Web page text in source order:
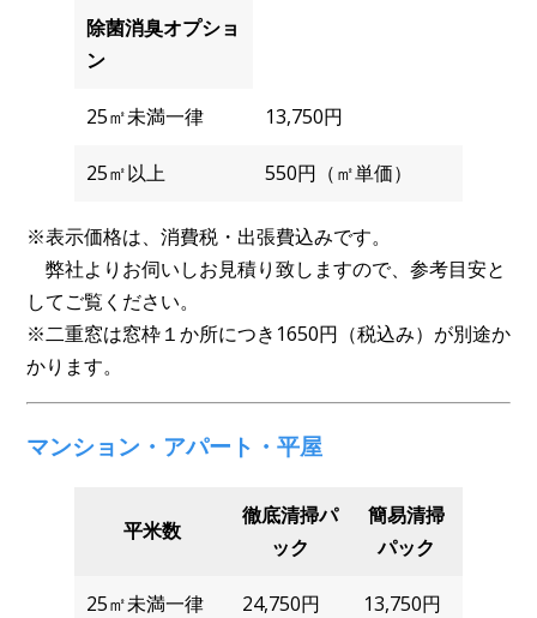
除菌消臭オプショ
ン
25㎡未満一律 13,750円
25㎡以上 550円（㎡単価）
※表示価格は、消費税・出張費込みです。
弊社よりお伺いしお見積り致しますので、参考目安と
してご覧ください。
※二重窓は窓枠１か所につき1650円（税込み）が別途か
かります。
マンション・アパート・平屋
平米数
徹底清掃パ
ック
簡易清掃
パック
25㎡未満一律 24,750円 13,750円